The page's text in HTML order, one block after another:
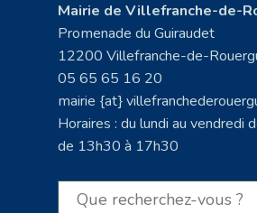
Mairie de Villefranche-de-
Promenade du Guiraudet
12200 Villefranche-de-
05 65 65 16 20
mairie {at}
Horaires : du lundi au vendredi
de 13h30 à 17h30
Rechercher